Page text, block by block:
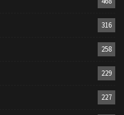
316
258
229
227